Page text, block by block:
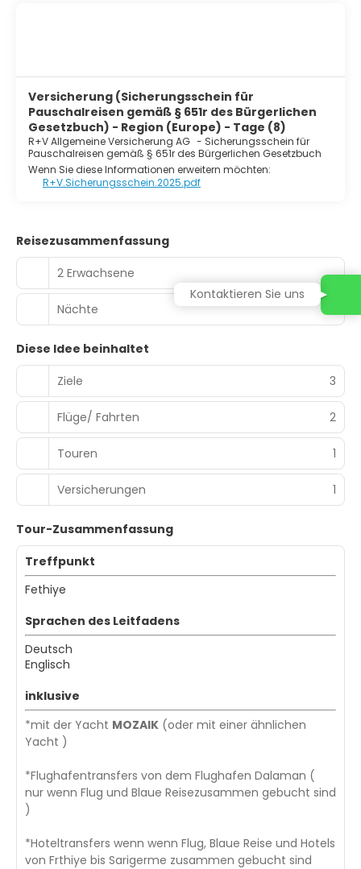
Versicherung (Sicherungsschein für
Pauschalreisen gemäß § 651r des Bürgerlichen
Gesetzbuch) - Region (Europe) - Tage (8)
R+V Allgemeine Versicherung AG - Sicherungsschein für
Pauschalreisen gemäß § 651r des Bürgerlichen Gesetzbuch
Wenn Sie diese Informationen erweitern möchten:
R+V.Sicherungsschein.2025.pdf
Reisezusammenfassung
2 Erwachsene
Nächte
Diese Idee beinhaltet
Ziele
3
Flüge/ Fahrten 2
Touren 1
Versicherungen 1
Tour-Zusammenfassung
Treffpunkt
Fethiye
Sprachen des Leitfadens
Deutsch
Englisch
inklusive
*mit der Yacht MOZAIK (oder mit einer ähnlichen
Yacht )
*Flughafentransfers von dem Flughafen Dalaman (
nur wenn Flug und Blaue Reisezusammen gebucht sind
)
*Hoteltransfers wenn wenn Flug, Blaue Reise und Hotels
von Frthiye bis Sarigerme zusammen gebucht sind
Kontaktieren Sie uns